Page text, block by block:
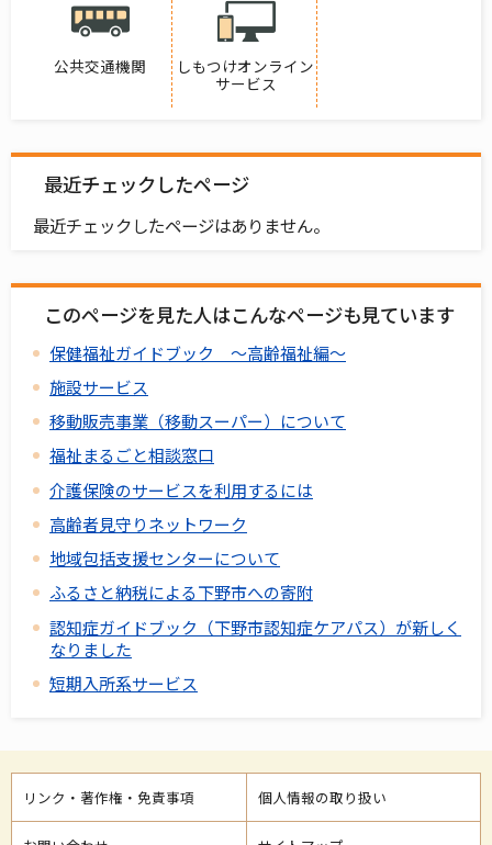
公共交通機関
しもつけオンライン
サービス
最近チェックしたページ
最近チェックしたページはありません。
このページを見た人はこんなページも見ています
保健福祉ガイドブック ～高齢福祉編～
施設サービス
移動販売事業（移動スーパー）について
福祉まるごと相談窓口
介護保険のサービスを利用するには
高齢者見守りネットワーク
地域包括支援センターについて
ふるさと納税による下野市への寄附
認知症ガイドブック（下野市認知症ケアパス）が新しく
なりました
短期入所系サービス
リンク・著作権・免責事項 個人情報の取り扱い